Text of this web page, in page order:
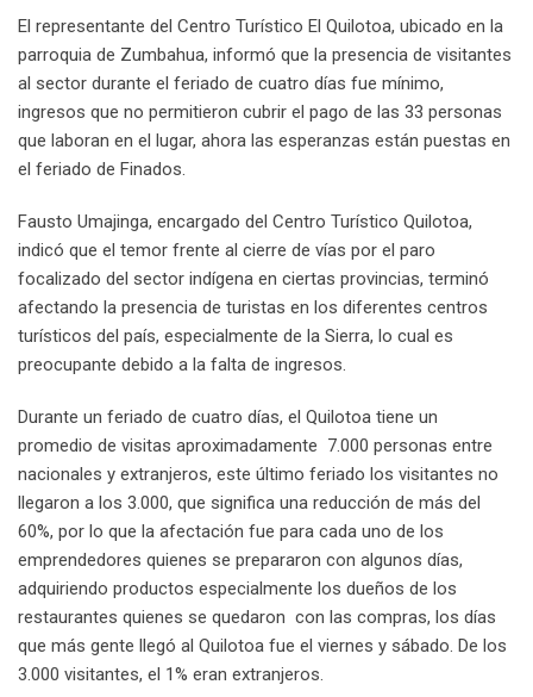
El representante del Centro Turístico El Quilotoa, ubicado en la
parroquia de Zumbahua, informó que la presencia de visitantes
al sector durante el feriado de cuatro días fue mínimo,
ingresos que no permitieron cubrir el pago de las 33 personas
que laboran en el lugar, ahora las esperanzas están puestas en
el feriado de Finados.
Fausto Umajinga, encargado del Centro Turístico Quilotoa,
indicó que el temor frente al cierre de vías por el paro
focalizado del sector indígena en ciertas provincias, terminó
afectando la presencia de turistas en los diferentes centros
turísticos del país, especialmente de la Sierra, lo cual es
preocupante debido a la falta de ingresos.
Durante un feriado de cuatro días, el Quilotoa tiene un
promedio de visitas aproximadamente 7.000 personas entre
nacionales y extranjeros, este último feriado los visitantes no
llegaron a los 3.000, que significa una reducción de más del
60%, por lo que la afectación fue para cada uno de los
emprendedores quienes se prepararon con algunos días,
adquiriendo productos especialmente los dueños de los
restaurantes quienes se quedaron con las compras, los días
que más gente llegó al Quilotoa fue el viernes y sábado. De los
3.000 visitantes, el 1% eran extranjeros.